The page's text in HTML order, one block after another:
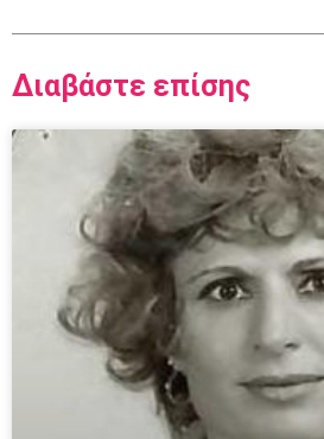
Διαβάστε επίσης